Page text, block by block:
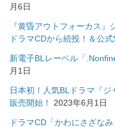
月6日
『黄昏アウトフォーカス
ドラマCDから続投！＆公式
新電子BLレーベル「
月1日
日本初！人気BLドラマ『
販売開始！
2023年6月1日
ドラマCD「かわにさざな